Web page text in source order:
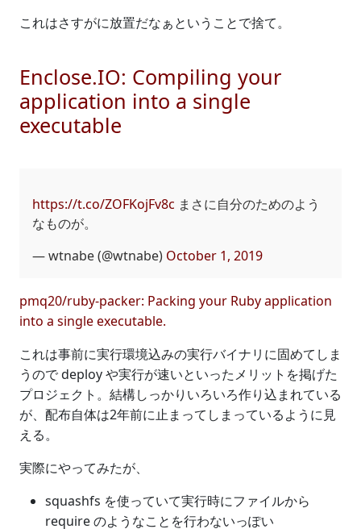
これはさすがに放置だなぁということで捨て。
Enclose.IO: Compiling your
application into a single
executable
https://t.co/ZOFKojFv8c まさに自分のためのよう
なものが。
— wtnabe (@wtnabe) October 1, 2019
pmq20/ruby-packer: Packing your Ruby application
into a single executable.
これは事前に実行環境込みの実行バイナリに固めてしま
うので deploy や実行が速いといったメリットを掲げた
プロジェクト。結構しっかりいろいろ作り込まれている
が、配布自体は2年前に止まってしまっているように見
える。
実際にやってみたが、
squashfs を使っていて実行時にファイルから
require のようなことを行わないっぽい